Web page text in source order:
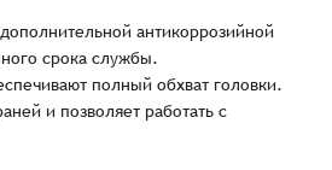
антикоррозийной
срока службы.
полный обхват головки.
и позволяет работать с